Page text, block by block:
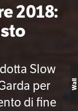
2018:
Slow
per
di fine
Wall